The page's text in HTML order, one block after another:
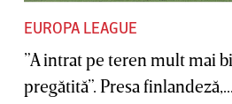
EUROPA LEAGUE
”A intrat pe teren mult mai
pregătită”. Presa